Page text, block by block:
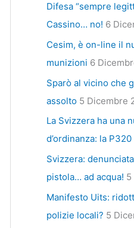
Difesa “sempre
Cassino… no! 6
Cesim, è on-line il
munizioni 6
Sparò al vicino che
assolto 5 Dicembre
La Svizzera ha una
d’ordinanza: la P320
Svizzera:
pistola… ad acqua! 5
Manifesto Uits:
polizie locali? 5